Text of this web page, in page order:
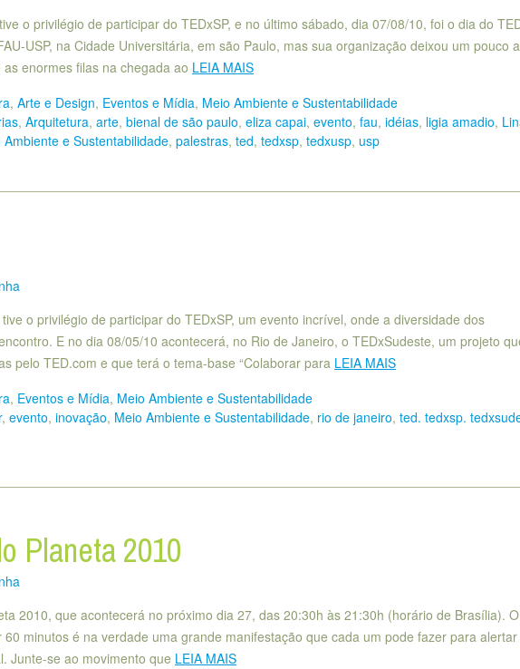
o privilégio de participar do TEDxSP, e no último sábado, dia 07/08/10, foi o dia do
USP, na Cidade Universitária, em são Paulo, mas sua organização deixou um pouco a
enormes filas na chegada ao LEIA MAIS
, Arte e Design, Eventos e Mídia, Meio Ambiente e Sustentabilidade
, Arquitetura, arte, bienal de são paulo, eliza capai, evento, fau, idéias, ligia amadio,
Ambiente e Sustentabilidade, palestras, ted, tedxsp, tedxusp, usp
o privilégio de participar do TEDxSP, um evento incrível, onde a diversidade dos
E no dia 08/05/10 acontecerá, no Rio de Janeiro, o TEDxSudeste, um projeto
pelo TED.com e que terá o tema-base “Colaborar para LEIA MAIS
, Eventos e Mídia, Meio Ambiente e Sustentabilidade
, evento, inovação, Meio Ambiente e Sustentabilidade, rio de janeiro, ted. tedxsp.
Planeta 2010
2010, que acontecerá no próximo dia 27, das 20:30h às 21:30h (horário de Brasília). O
minutos é na verdade uma grande manifestação que cada um pode fazer para
Junte-se ao movimento que LEIA MAIS